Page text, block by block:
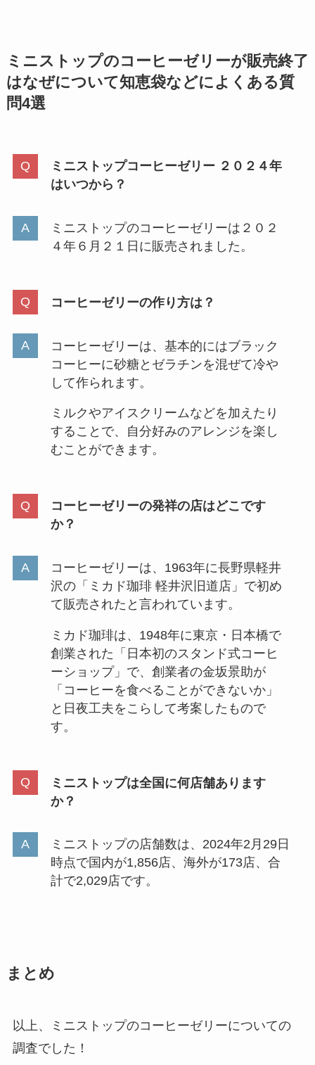
ミニストップのコーヒーゼリーが販売終了
はなぜについて知恵袋などによくある質
問4選
ミニストップコーヒーゼリー ２０２４年
はいつから？
ミニストップのコーヒーゼリーは２０２
４年６月２１日に販売されました。
コーヒーゼリーの作り方は？
コーヒーゼリーは、基本的にはブラック
コーヒーに砂糖とゼラチンを混ぜて冷や
して作られます。
ミルクやアイスクリームなどを加えたり
することで、自分好みのアレンジを楽し
むことができます。
コーヒーゼリーの発祥の店はどこです
か？
コーヒーゼリーは、1963年に長野県軽井
沢の「ミカド珈琲 軽井沢旧道店」で初め
て販売されたと言われています。
ミカド珈琲は、1948年に東京・日本橋で
創業された「日本初のスタンド式コーヒ
ーショップ」で、創業者の金坂景助が
「コーヒーを食べることができないか」
と日夜工夫をこらして考案したもので
す。
ミニストップは全国に何店舗あります
か？
ミニストップの店舗数は、2024年2月29日
時点で国内が1,856店、海外が173店、合
計で2,029店です。
まとめ
以上、ミニストップのコーヒーゼリーについての
調査でした！